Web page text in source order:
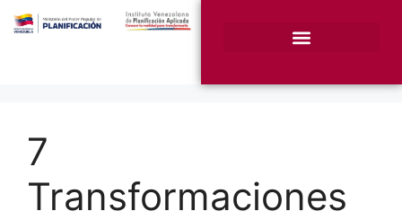
7
Transformaciones